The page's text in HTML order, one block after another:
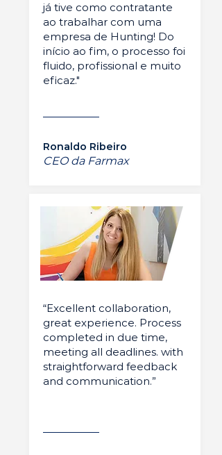
já tive como contratante
ao trabalhar com uma
empresa de Hunting! Do
início ao fim, o processo foi
fluido, profissional e muito
eficaz."
Ronaldo Ribeiro
CEO da Farmax
“Excellent collaboration,
great experience. Process
completed in due time,
meeting all deadlines. with
straightforward feedback
and communication.”